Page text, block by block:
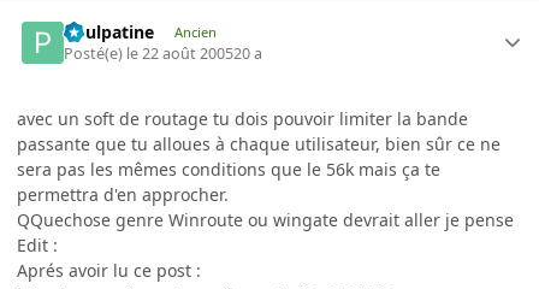
Poulpatine Ancien
Posté(e) le 22 août 200520 a
avec un soft de routage tu dois pouvoir limiter la bande
passante que tu alloues à chaque utilisateur, bien sûr ce ne
sera pas les mêmes conditions que le 56k mais ça te
permettra d'en approcher.
QQuechose genre Winroute ou wingate devrait aller je pense
Edit :
Aprés avoir lu ce post :